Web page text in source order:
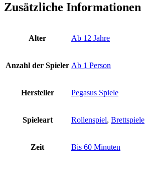
Zusätzliche Informationen
Alter Ab 12 Jahre
Anzahl der Spieler Ab 1 Person
Hersteller Pegasus Spiele
Spieleart Rollenspiel, Brettspiele
Zeit Bis 60 Minuten